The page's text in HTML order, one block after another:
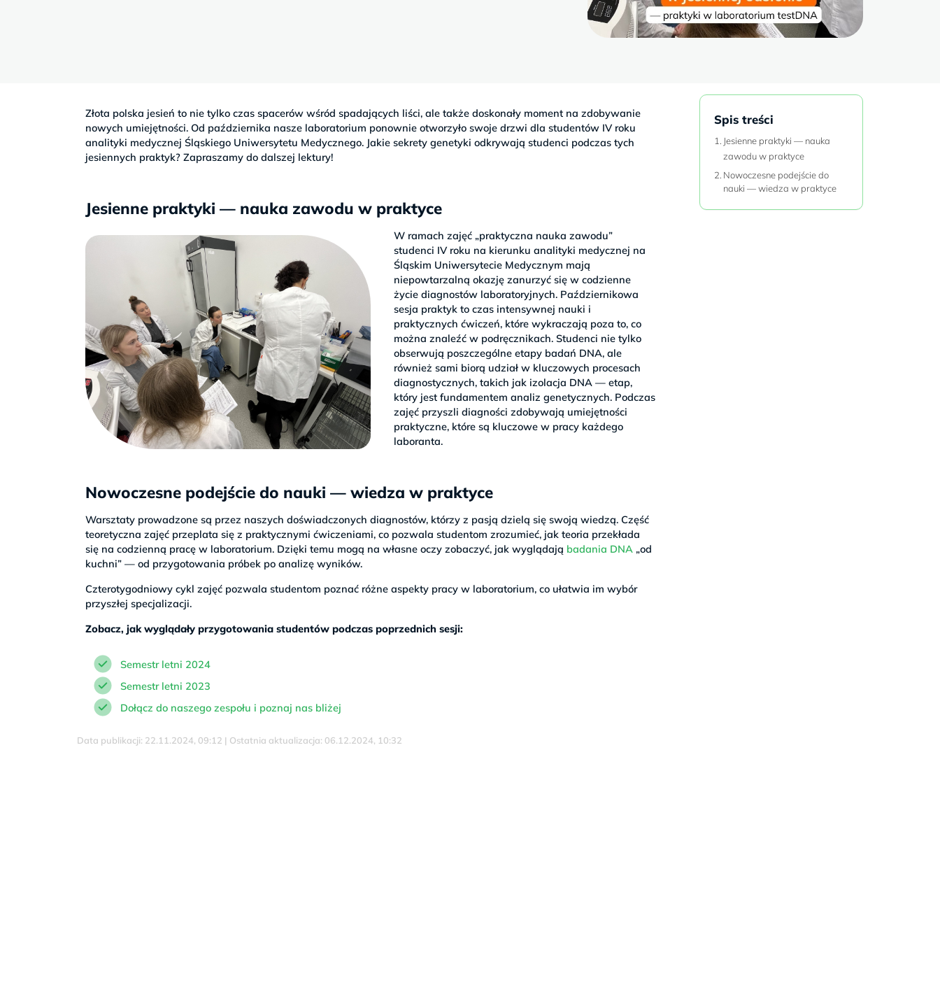
Złota polska jesień to nie tylko czas spacerów wśród spadających liści, ale także doskonały moment na zdobywanie
nowych umiejętności. Od października nasze laboratorium ponownie otworzyło swoje drzwi dla studentów IV roku
analityki medycznej Śląskiego Uniwersytetu Medycznego. Jakie sekrety genetyki odkrywają studenci podczas tych
jesiennych praktyk? Zapraszamy do dalszej lektury!
Jesienne praktyki — nauka zawodu w praktyce
W ramach zajęć „praktyczna nauka zawodu”
studenci IV roku na kierunku analityki medycznej na
Śląskim Uniwersytecie Medycznym mają
niepowtarzalną okazję zanurzyć się w codzienne
życie diagnostów laboratoryjnych. Październikowa
sesja praktyk to czas intensywnej nauki i
praktycznych ćwiczeń, które wykraczają poza to, co
można znaleźć w podręcznikach. Studenci nie tylko
obserwują poszczególne etapy badań DNA, ale
również sami biorą udział w kluczowych procesach
diagnostycznych, takich jak izolacja DNA — etap,
który jest fundamentem analiz genetycznych. Podczas
zajęć przyszli diagności zdobywają umiejętności
praktyczne, które są kluczowe w pracy każdego
laboranta.
Nowoczesne podejście do nauki — wiedza w praktyce
Warsztaty prowadzone są przez naszych doświadczonych diagnostów, którzy z pasją dzielą się swoją wiedzą. Część
teoretyczna zajęć przeplata się z praktycznymi ćwiczeniami, co pozwala studentom zrozumieć, jak teoria przekłada
się na codzienną pracę w laboratorium. Dzięki temu mogą na własne oczy zobaczyć, jak wyglądają badania DNA„od
kuchni” — od przygotowania próbek po analizę wyników.
Czterotygodniowy cykl zajęć pozwala studentom poznać różne aspekty pracy w laboratorium, co ułatwia im wybór
przyszłej specjalizacji.
Zobacz, jak wyglądały przygotowania studentów podczas poprzednich sesji:
Semestr letni 2024
Semestr letni 2023
Dołącz do naszego zespołu i poznaj nas bliżej
Data publikacji: 22.11.2024, 09:12 | Ostatnia aktualizacja: 06.12.2024, 10:32
Spis treści
Jesienne praktyki — nauka
zawodu w praktyce
Nowoczesne podejście do
nauki — wiedza w praktyce